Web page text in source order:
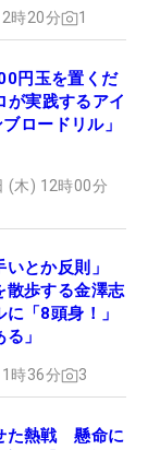
時20分 1
円玉を置くだ
が実践するアイ
ロードリル」
(木) 12時00分
いとか反則」
散歩する金澤志
「8頭身！」
」
時36分 3
た熱戦 懸命に